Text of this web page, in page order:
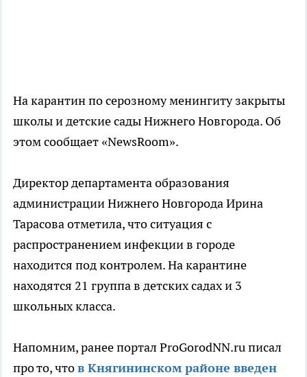
На карантин по серозному менингиту закрыты
школы и детские сады Нижнего Новгорода. Об
этом сообщает «NewsRoom».
Директор департамента образования
администрации Нижнего Новгорода Ирина
Тарасова отметила, что ситуация с
распространением инфекции в городе
находится под контролем. На карантине
находятся 21 группа в детских садах и 3
школьных класса.
Напомним, ранее портал ProGorodNN.ru писал
про то, чтов Княгининском районе введен